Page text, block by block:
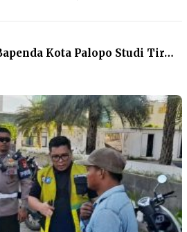
Kota Palopo Studi Tir…